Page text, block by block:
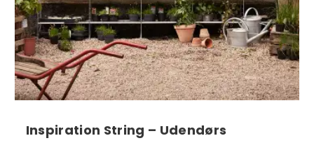
Inspiration String – Udendørs